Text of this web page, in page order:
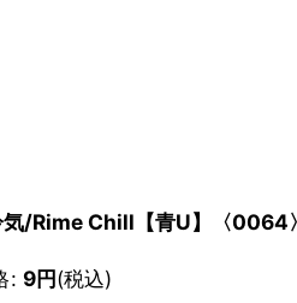
気/Rime Chill【青U】〈0064〉
: 9円(税込)